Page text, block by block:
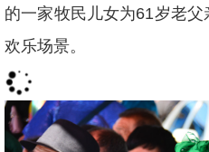
的一家牧民儿女为61岁老
欢乐场景。